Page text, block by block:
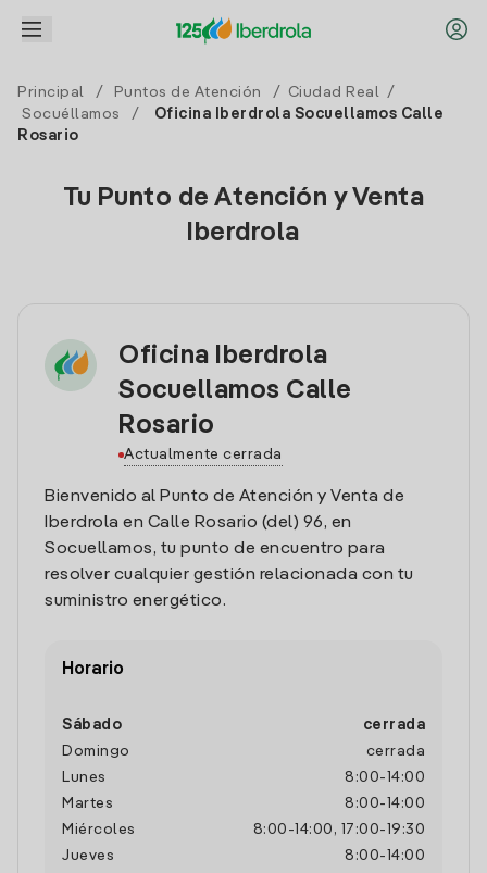
Principal / Puntos de Atención / Ciudad Real /
Socuéllamos
/
Oficina Iberdrola Socuellamos Calle
Rosario
Tu Punto de Atención y Venta
Iberdrola
Oficina Iberdrola
Socuellamos Calle
Rosario
Actualmente cerrada
Bienvenido al Punto de Atención y Venta de
Iberdrola en Calle Rosario (del) 96, en
Socuellamos, tu punto de encuentro para
resolver cualquier gestión relacionada con tu
suministro energético.
Horario
Sábado
cerrada
Domingo
cerrada
Lunes
8:00- 14:00
Martes
8:00- 14:00
Miércoles
8:00 - 14:00 , 17:00- 19:30
Jueves
8:00- 14:00